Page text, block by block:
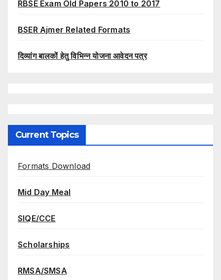
RBSE Exam Old Papers 2010 to 2017
BSER Ajmer Related Formats
दिव्यांग बालकों हेतु विभिन्न योजना आवेदन पत्र
Current Topics
Formats Download
Mid Day Meal
SIQE/CCE
Scholarships
RMSA/SMSA